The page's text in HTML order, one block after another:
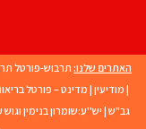
האתרים שלנו: תרבוש-פורטל
| מודיעין |מדינט – פורטל
גב"ש | יש''ע:שומרון בנימין וגוש